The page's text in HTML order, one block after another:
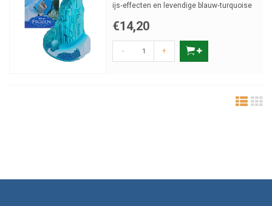
ijs‑effecten en levendige blauw‑turquoise
€14,20
- +